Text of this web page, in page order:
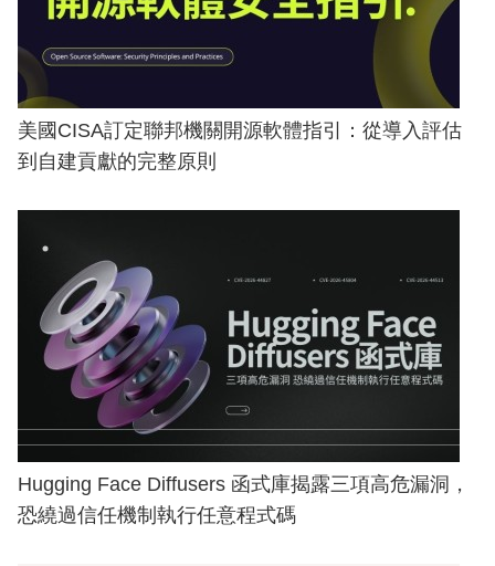
美國CISA訂定聯邦機關開源軟體指引：從導入評估
到自建貢獻的完整原則
Hugging Face Diffusers 函式庫揭露三項高危漏洞，
恐繞過信任機制執行任意程式碼